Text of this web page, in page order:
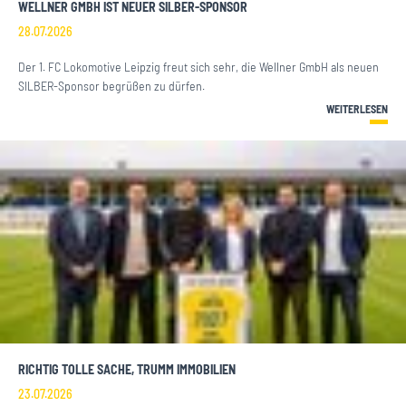
WELLNER GMBH IST NEUER SILBER-SPONSOR
28.07.2026
Der 1. FC Lokomotive Leipzig freut sich sehr, die Wellner GmbH als neuen
SILBER-Sponsor begrüßen zu dürfen.
WEITERLESEN
RICHTIG TOLLE SACHE, TRUMM IMMOBILIEN
23.07.2026